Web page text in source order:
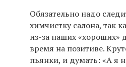
Обязательно надо
химчистку салона, так
из-за наших «хороших»
время на позитиве.
пьянки, и думать: «А я